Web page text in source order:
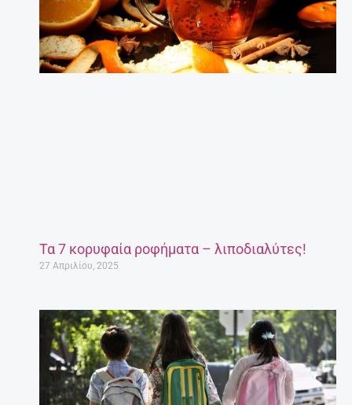
Τα 7 κορυφαία ροφήματα – λιποδιαλύτες!
27 Απριλίου, 2025